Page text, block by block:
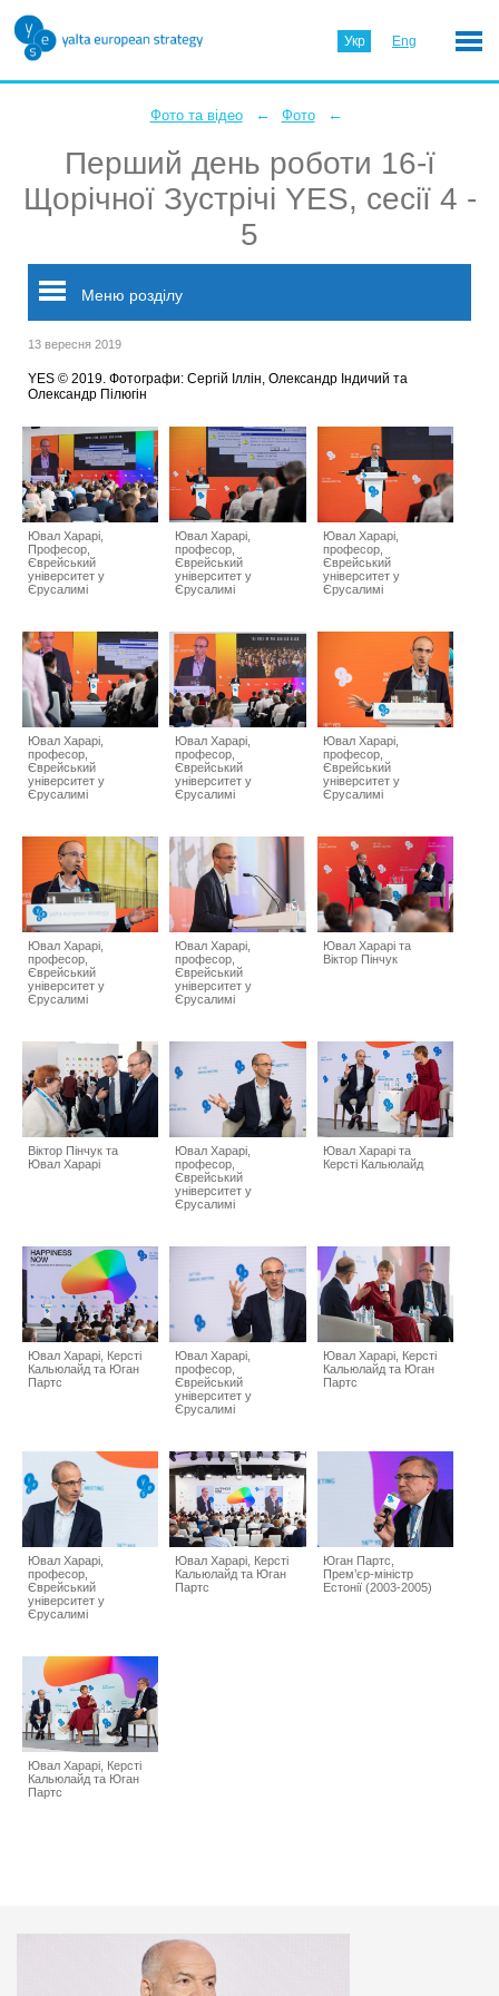
Укр Eng
Фото та відео ← Фото ←
Перший день роботи 16-ї
Щорічної Зустрічі YES, сесії 4 -
5
Меню розділу
13 вересня 2019
YES © 2019. Фотографи: Сергій Іллін, Олександр Індичий та
Олександр Пілюгін
Ювал Харарі,
Професор,
Єврейський
університет у
Єрусалимі
Ювал Харарі,
професор,
Єврейський
університет у
Єрусалимі
Ювал Харарі,
професор,
Єврейський
університет у
Єрусалимі
Ювал Харарі,
професор,
Єврейський
університет у
Єрусалимі
Ювал Харарі,
професор,
Єврейський
університет у
Єрусалимі
Ювал Харарі,
професор,
Єврейський
університет у
Єрусалимі
Ювал Харарі,
професор,
Єврейський
університет у
Єрусалимі
Ювал Харарі,
професор,
Єврейський
університет у
Єрусалимі
Ювал Харарі та
Віктор Пінчук
Віктор Пінчук та
Ювал Харарі
Ювал Харарі,
професор,
Єврейський
університет у
Єрусалимі
Ювал Харарі та
Керсті Кальюлайд
Ювал Харарі, Керсті
Кальюлайд та Юган
Партс
Ювал Харарі,
професор,
Єврейський
університет у
Єрусалимі
Ювал Харарі, Керсті
Кальюлайд та Юган
Партс
Ювал Харарі,
професор,
Єврейський
університет у
Єрусалимі
Ювал Харарі, Керсті
Кальюлайд та Юган
Партс
Юган Партс,
Прем’єр-міністр
Естонії (2003-2005)
Ювал Харарі, Керсті
Кальюлайд та Юган
Партс